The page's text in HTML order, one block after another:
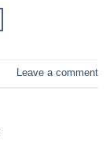
Leave a comment